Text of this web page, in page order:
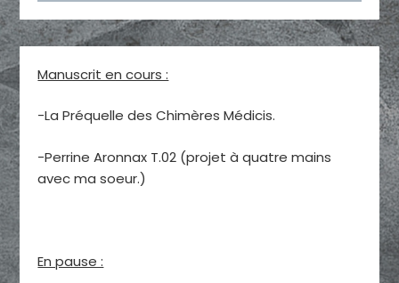
Manuscrit en cours :
-La Préquelle des Chimères Médicis.
-Perrine Aronnax T.02 (projet à quatre mains
avec ma soeur.)
En pause :